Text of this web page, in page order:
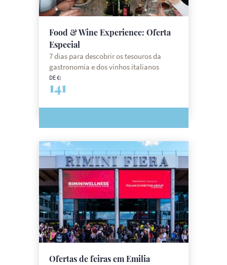
Food & Wine Experience: Oferta
Especial
7 dias para descobrir os tesouros da
gastronomia e dos vinhos italianos
DE €:
141
Ofertas de feiras em Emilia